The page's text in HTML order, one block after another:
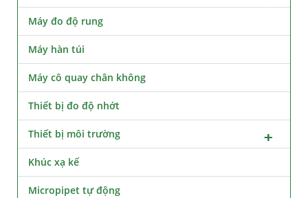
Máy đo độ rung
Máy hàn túi
Máy cô quay chân không
Thiết bị đo độ nhớt
Thiết bị môi trường
Khúc xạ kế
Micropipet tự động